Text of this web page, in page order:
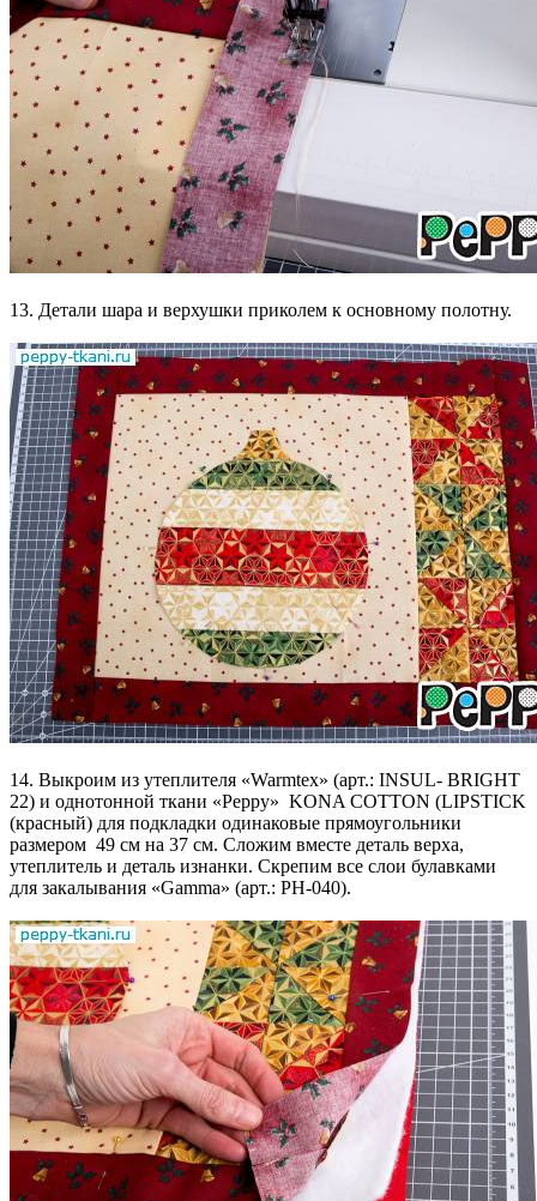
13. Детали шара и верхушки приколем к основному полотну.
14. Выкроим из утеплителя «Warmtex» (арт.: INSUL- BRIGHT
22) и однотонной ткани «Peppy» KONA COTTON (LIPSTICK
(красный) для подкладки одинаковые прямоугольники
размером 49 см на 37 см. Сложим вместе деталь верха,
утеплитель и деталь изнанки. Скрепим все слои булавками
для закалывания «Gamma» (арт.: PH-040).